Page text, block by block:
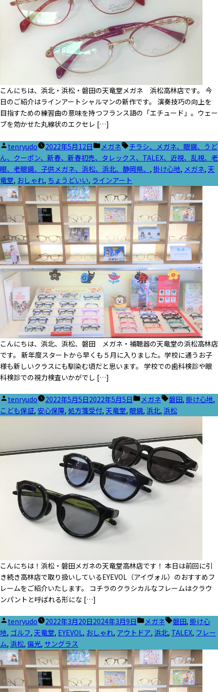
こんにちは、浜北・浜松・磐田の天竜堂メガネ 浜松高林店です。 今
日のご紹介はラインアートシャルマンの新作です。 演奏技巧の向上を
目指すための練習曲の意味を持つフランス語の「エチュード」。ウェー
ブを効かせた丸線状のエクセレ […]
投
稿
者:
tenryudo 2022年5月12日
カ
テ
ゴ
リ
ー:
メガネ
タ
グ:
チラシ、メガネ、眼鏡、うど
ん、クーポン、新春、新春初売、タレックス、TALEX、近視、乱視、老
眼、老眼鏡、子供メガネ、浜松、浜北、静岡県、 , 掛け心地, メガネ, 天
竜堂, おしゃれ, ちょうどいい, ラインアート
こんにちは、浜北、浜松、磐田 メガネ・補聴器の天竜堂の浜松高林店
です。 新年度スタートから早くも５月に入りました。学校に通うお子
様も新しいクラスにも馴染む頃だと思います。 学校での歯科検診や眼
科検診での視力検査いかがでし […]
投
稿
tenryudo 2022年5月5日2022年5月5日
カ
テ
ー:
メガネ
タ
グ:
磐田, 掛け心地,
こども保証, 安心保障, 処方箋受付, 天竜堂, 眼鏡, 浜北, 浜松
こんにちは！浜松・磐田メガネの天竜堂高林店です！ 本日は前回に引
き続き高林店で取り扱いしているEYEVOL（アイヴォル）のおすすめフ
レームをご紹介いたします。 コチラのクラシカルなフレームはクラウ
ンパントと呼ばれる形にな […]
投
稿
者:
tenryudo 2022年3月20日2024年3月9日
カ
テ
リ
ー:
メガネ
タ
グ:
磐田, 掛け心
地, ゴルフ, 天竜堂, EYEVOL, おしゃれ, アウトドア, 浜北, TALEX, フレー
ム, 浜松, 偏光, サングラス